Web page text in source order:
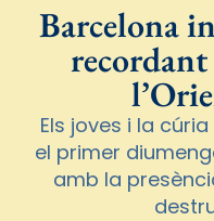
Barcelona
recordant
Els joves i la
el primer
amb la